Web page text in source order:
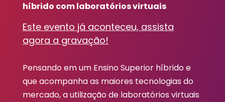
híbrido com laboratórios virtuais
Este evento já aconteceu, assista
agora a gravação!
Pensando em um Ensino Superior híbrido e
que acompanha as maiores tecnologias do
mercado, a utilização de laboratórios virtuais